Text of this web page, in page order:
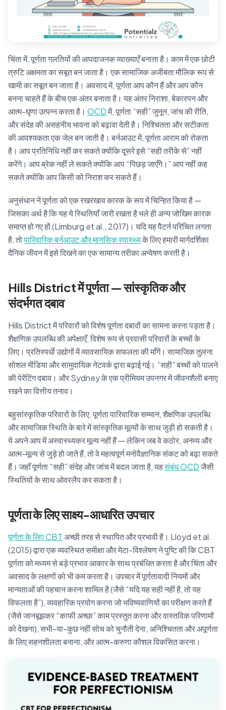
चिंता में, पूर्णता गलतियों की आपदाजनक व्याख्याएँ बनाता है। काम में एक छोटी
त्रुटि अक्षमता का सबूत बन जाता है। एक सामाजिक अजीबता मौलिक रूप से
खामी का सबूत बन जाता है। अवसाद में, पूर्णता आप कौन हैं और आप कौन
बनना चाहते हैं के बीच एक अंतर बनाता है। यह अंतर निराशा, बेकारपन और
आत्म-घृणा उत्पन्न करता है। OCDमें, पूर्णता “सही” जुनून, जांच की रीति,
और संदेह की असहनीय भावना को बढ़ावा देती है। निश्चितता और सटीकता
की आवश्यकता एक जेल बन जाती है। बर्नआउट में, पूर्णता आराम को रोकता
है। आप प्रतिनिधि नहीं कर सकते क्योंकि दूसरे इसे “सही तरीके से” नहीं
करेंगे। आप ब्रेक नहीं ले सकते क्योंकि आप “पिछड़ जाएँगे।” आप नहीं कह
सकते क्योंकि आप किसी को निराश कर सकते हैं।
अनुसंधान ने पूर्णता को एक रखरखाव कारक के रूप में चिन्हित किया है —
जिसका अर्थ है कि यह ये स्थितियाँ जारी रखता है भले ही अन्य जोखिम कारक
समाप्त हो गए हों (Limburg et al., 2017)। यदि यह पैटर्न परिचित लगता
है, तोपारिवारिक बर्नआउट और मानसिक स्वास्थ्यके लिए हमारी मार्गदर्शिका
दैनिक जीवन में इसे दिखने का एक सामान्य तरीका अन्वेषण करती है।
Hills District में पूर्णता — सांस्कृतिक और
संदर्भगत दबाव
Hills District में परिवारों को विशेष पूर्णता दबावों का सामना करना पड़ता है।
शैक्षणिक उपलब्धि की अपेक्षाएँ, विशेष रूप से प्रवासी परिवारों के बच्चों के
लिए। प्रतिस्पर्धी उद्योगों में व्यावसायिक सफलता की माँगें। सामाजिक तुलना
सोशल मीडिया और सामुदायिक नेटवर्क द्वारा बढ़ाई गई। “सही” बच्चों को पालने
की पेरेंटिंग दबाव। और Sydney के एक प्रीमियम उपनगर में जीवनशैली बनाए
रखने का वित्तीय तनाव।
बहुसांस्कृतिक परिवारों के लिए, पूर्णता पारिवारिक सम्मान, शैक्षणिक उपलब्धि
और सामाजिक स्थिति के बारे में सांस्कृतिक मूल्यों के साथ जुड़ी हो सकती है।
ये अपने आप में अस्वास्थ्यकर मूल्य नहीं हैं — लेकिन जब वे कठोर, अनम्य और
आत्म-मूल्य से जुड़े हो जाते हैं, तो वे महत्वपूर्ण मनोवैज्ञानिक संकट को बढ़ा सकते
हैं। जहाँ पूर्णता “सही” संदेह और जांच में बदल जाता है, यहसंबंध OCDजैसी
स्थितियों के साथ ओवरलैप कर सकता है।
पूर्णता के लिए साक्ष्य-आधारित उपचार
पूर्णता के लिए CBTअच्छी तरह से स्थापित और प्रभावी है। Lloyd et al.
(2015) द्वारा एक व्यवस्थित समीक्षा और मेटा-विश्लेषण ने पुष्टि की कि CBT
पूर्णता को मध्यम से बड़े प्रभाव आकार के साथ प्रबंधित करता है और चिंता और
अवसाद के लक्षणों को भी कम करता है। उपचार में पूर्णतावादी नियमों और
मान्यताओं की पहचान करना शामिल है (जैसे “यदि यह सही नहीं है, तो यह
विफलता है”), व्यवहारिक प्रयोग करना जो भविष्यवाणियों का परीक्षण करते हैं
(जैसे जानबूझकर “काफी अच्छा” काम प्रस्तुत करना और वास्तविक परिणामों
को देखना), सभी-या-कुछ नहीं सोच को चुनौती देना, अनिश्चितता और अपूर्णता
के लिए सहनशीलता बनाना, और आत्म-करुणा कौशल विकसित करना।